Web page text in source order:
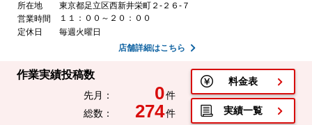
所在地
東京都足立区西新井栄町２-２６-７
営業時間
１１：００～２０：００
定休日
毎週火曜日
店舗詳細はこちら
作業実績投稿数
先月： 0件
総数：
274件
料金表
実績一覧